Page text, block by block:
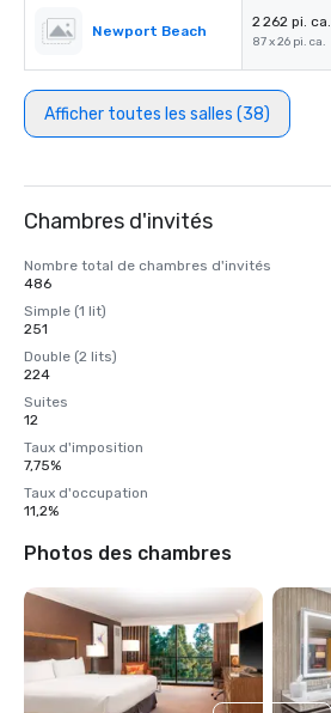
Newport Beach
2 262 pi. ca.
87 x 26 pi. ca.
Afficher toutes les salles (38)
Chambres d'invités
Nombre total de chambres d'invités
486
Simple (1 lit)
251
Double (2 lits)
224
Suites
12
Taux d'imposition
7,75%
Taux d'occupation
11,2%
Photos des chambres